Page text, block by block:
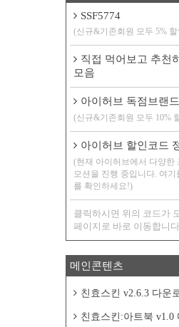
SSF5774
(신규&기존회원 모두 5%
직접 먹어보고 추천
모음
아이허브 독점브랜드
(신규&기존회원 모두 10%
아이허브 할인코드
(현재 아이허브에서 다양한
모션을 진행 중입니다. 여
를 확인하세요!)
클릭하시면 위의 코드가
페이지로 바로 이동합니
메인콘텐츠
친효스킨 v2.6.3 다운
친효스킨:아트북 v1.0